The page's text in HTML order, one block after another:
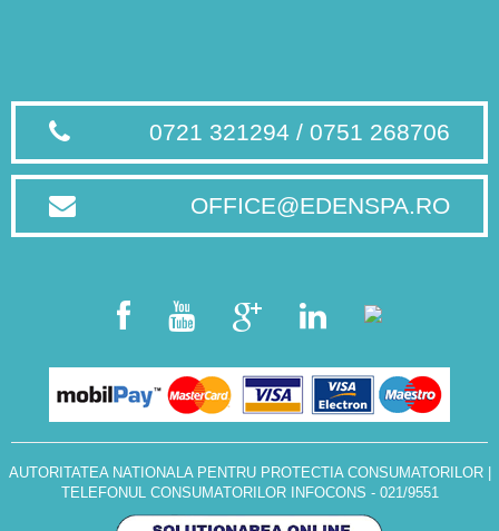
0721 321294 / 0751 268706
OFFICE@EDENSPA.RO
AUTORITATEA NATIONALA PENTRU PROTECTIA CONSUMATORILOR|
TELEFONUL CONSUMATORILOR INFOCONS - 021/9551